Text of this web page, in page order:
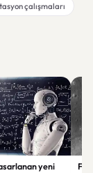
çalışmaları
yeni